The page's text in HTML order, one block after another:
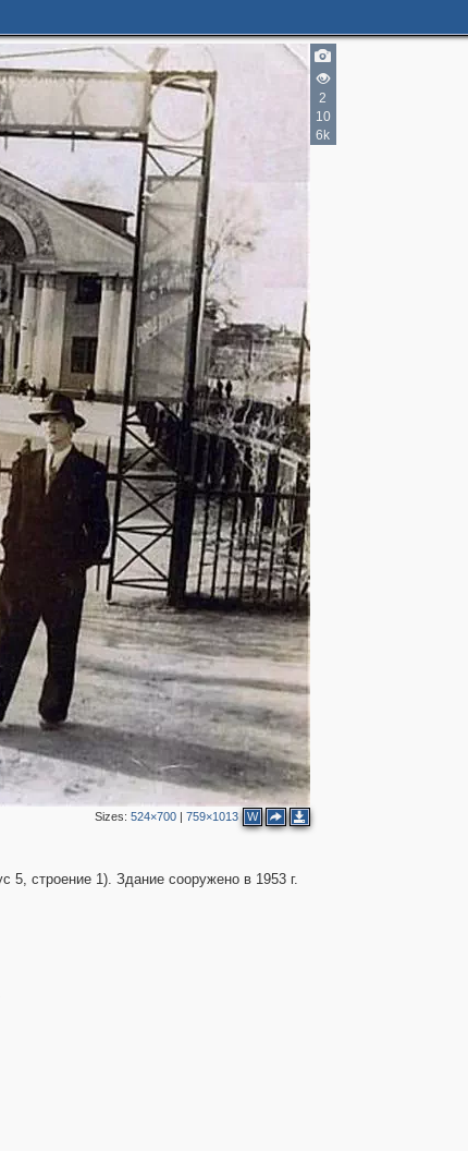
2
10
6k
Sizes: 524×700| 759×1013 W
5, строение 1). Здание сооружено в 1953 г.